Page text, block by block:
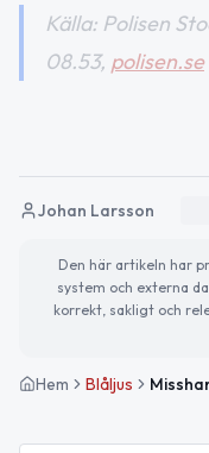
Källa: Polisen
08.53, polisen.se
Johan Larsson
Den här artikeln har
system och externa
korrekt, sakligt och
Hem Blåljus